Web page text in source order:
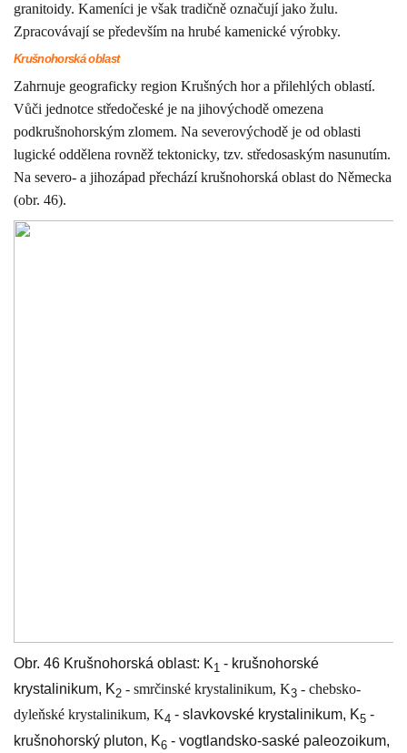
granitoidy. Kameníci je však tradičně označují jako žulu.
Zpracovávají se především na hrubé kamenické výrobky.
Krušnohorská oblast
Zahrnuje geograficky region Krušných hor a přilehlých oblastí.
Vůči jednotce středočeské je na jihovýchodě omezena
podkrušnohorským zlomem. Na severovýchodě je od oblasti
lugické oddělena rovněž tektonicky, tzv. středosaským nasunutím.
Na severo- a jihozápad přechází krušnohorská oblast do Německa
(obr. 46).
Obr. 46 Krušnohorská oblast: K1 - krušnohorské
krystalinikum, K2 - smrčinské krystalinikum, K3 - chebsko-
dyleňské krystalinikum, K4 - slavkovské krystalinikum, K5 -
krušnohorský pluton, K6 - vogtlandsko-saské paleozoikum,